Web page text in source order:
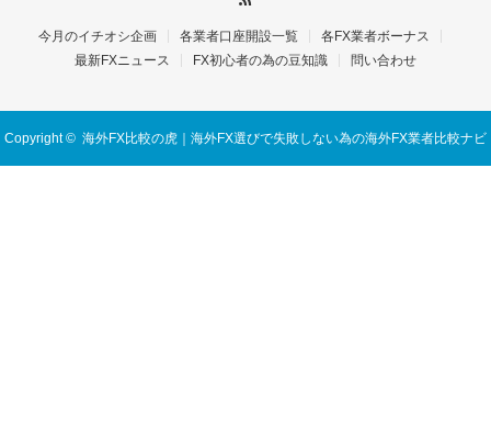
今月のイチオシ企画 各業者口座開設一覧
各FX業者ボーナス
最新FXニュース
FX初心者の為の豆知識 問い合わせ
Copyright © 海外FX比較の虎｜海外FX選びで失敗しない為の海外FX業者比較ナビ